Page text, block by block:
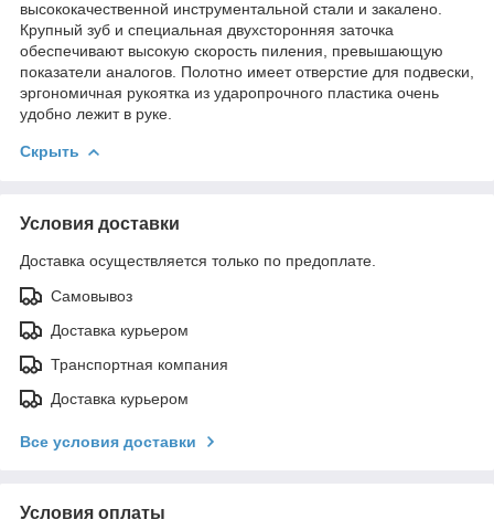
высококачественной инструментальной стали и закалено.
Крупный зуб и специальная двухсторонняя заточка
обеспечивают высокую скорость пиления, превышающую
показатели аналогов. Полотно имеет отверстие для подвески,
эргономичная рукоятка из ударопрочного пластика очень
удобно лежит в руке.
Скрыть
Условия доставки
Доставка осуществляется только по предоплате.
Самовывоз
Доставка курьером
Транспортная компания
Доставка курьером
Все условия доставки
Условия оплаты